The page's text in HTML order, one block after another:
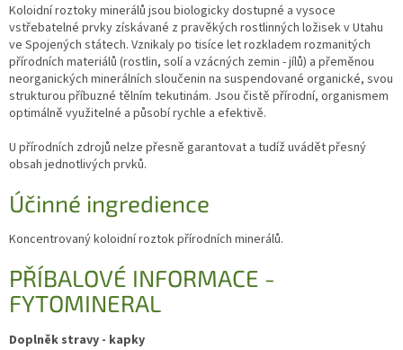
Koloidní roztoky minerálů jsou biologicky dostupné a vysoce
vstřebatelné prvky získávané z pravěkých rostlinných ložisek v Utahu
ve Spojených státech. Vznikaly po tisíce let rozkladem rozmanitých
přírodních materiálů (rostlin, solí a vzácných zemin - jílů) a přeměnou
neorganických minerálních sloučenin na suspendované organické, svou
strukturou příbuzné tělním tekutinám. Jsou čistě přírodní, organismem
optimálně využitelné a působí rychle a efektivě.
U přírodních zdrojů nelze přesně garantovat a tudíž uvádět přesný
obsah jednotlivých prvků.
Účinné ingredience
Koncentrovaný koloidní roztok přírodních minerálů.
PŘÍBALOVÉ INFORMACE -
FYTOMINERAL
Doplněk stravy - kapky